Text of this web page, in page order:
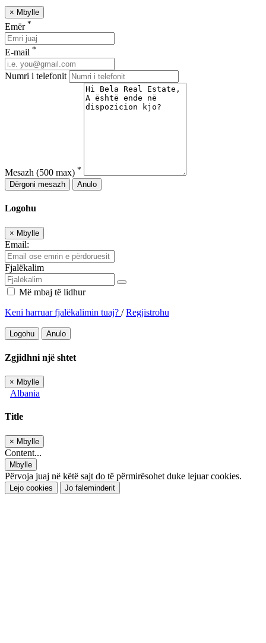
× Mbylle
Emër *
E-mail *
Numri i telefonit
Mesazh (500 max) *
Dërgoni mesazh
Anulo
Logohu
× Mbylle
Email:
Fjalëkalim
Më mbaj të lidhur
Keni harruar fjalëkalimin tuaj? /Regjistrohu
Logohu Anulo
Zgjidhni një shtet
× Mbylle
Albania
Title
× Mbylle
Content...
Mbylle
Përvoja juaj në këtë sajt do të përmirësohet duke lejuar cookies.
Lejo cookies Jo faleminderit